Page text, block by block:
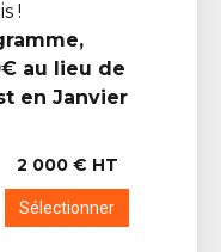
!
au lieu de
en Janvier
2 000 € HT
Sélectionner